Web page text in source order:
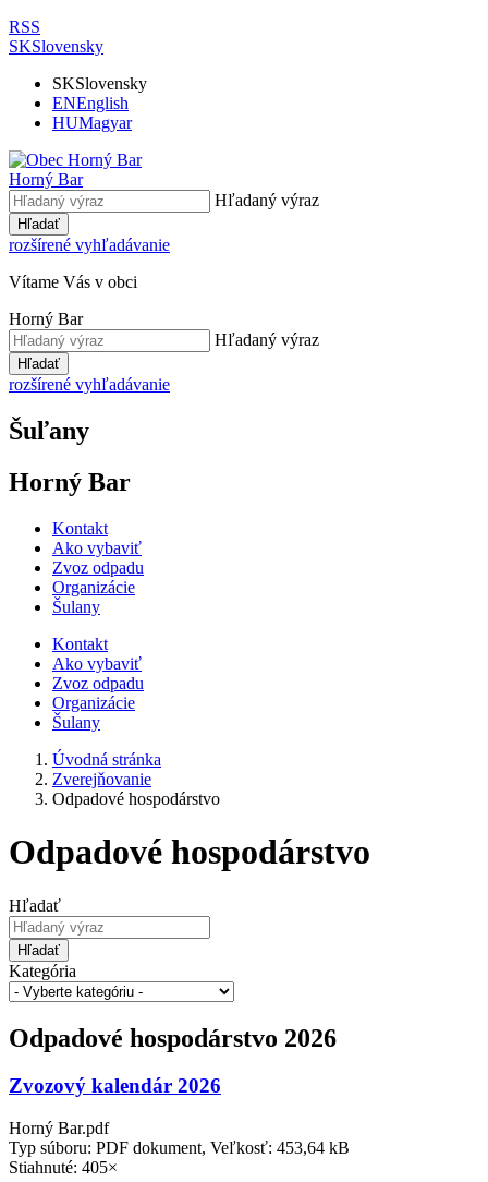
RSS
SKSlovensky
SKSlovensky
ENEnglish
HUMagyar
Horný Bar
Hľadaný výraz
Hľadať
rozšírené vyhľadávanie
Vítame Vás v obci
Horný Bar
Hľadaný výraz
Hľadať
rozšírené vyhľadávanie
Šuľany
Horný Bar
Kontakt
Ako vybaviť
Zvoz odpadu
Organizácie
Šulany
Kontakt
Ako vybaviť
Zvoz odpadu
Organizácie
Šulany
Úvodná stránka
Zverejňovanie
Odpadové hospodárstvo
Odpadové hospodárstvo
Hľadať
Hľadať
Kategória
Odpadové hospodárstvo 2026
Zvozový kalendár 2026
Horný Bar.pdf
Typ súboru: PDF dokument, Veľkosť: 453,64 kB
Stiahnuté: 405×